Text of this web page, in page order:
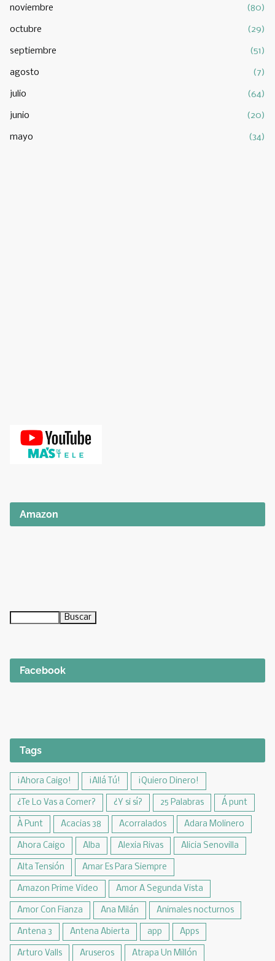
noviembre (80)
octubre (29)
septiembre (51)
agosto (7)
julio (64)
junio (20)
mayo (34)
Amazon
Facebook
Tags
¡Ahora Caigo! ¡Allá Tú! ¡Quiero Dinero!
¿Te Lo Vas a Comer? ¿Y si sí? 25 Palabras Á punt
À Punt Acacias 38 Acorralados Adara Molinero
Ahora Caigo Alba Alexia Rivas Alicia Senovilla
Alta Tensión Amar Es Para Siempre
Amazon Prime Video Amor A Segunda Vista
Amor Con Fianza Ana Milán Animales nocturnos
Antena 3 Antena Abierta app Apps
Arturo Valls Aruseros Atrapa Un Millón